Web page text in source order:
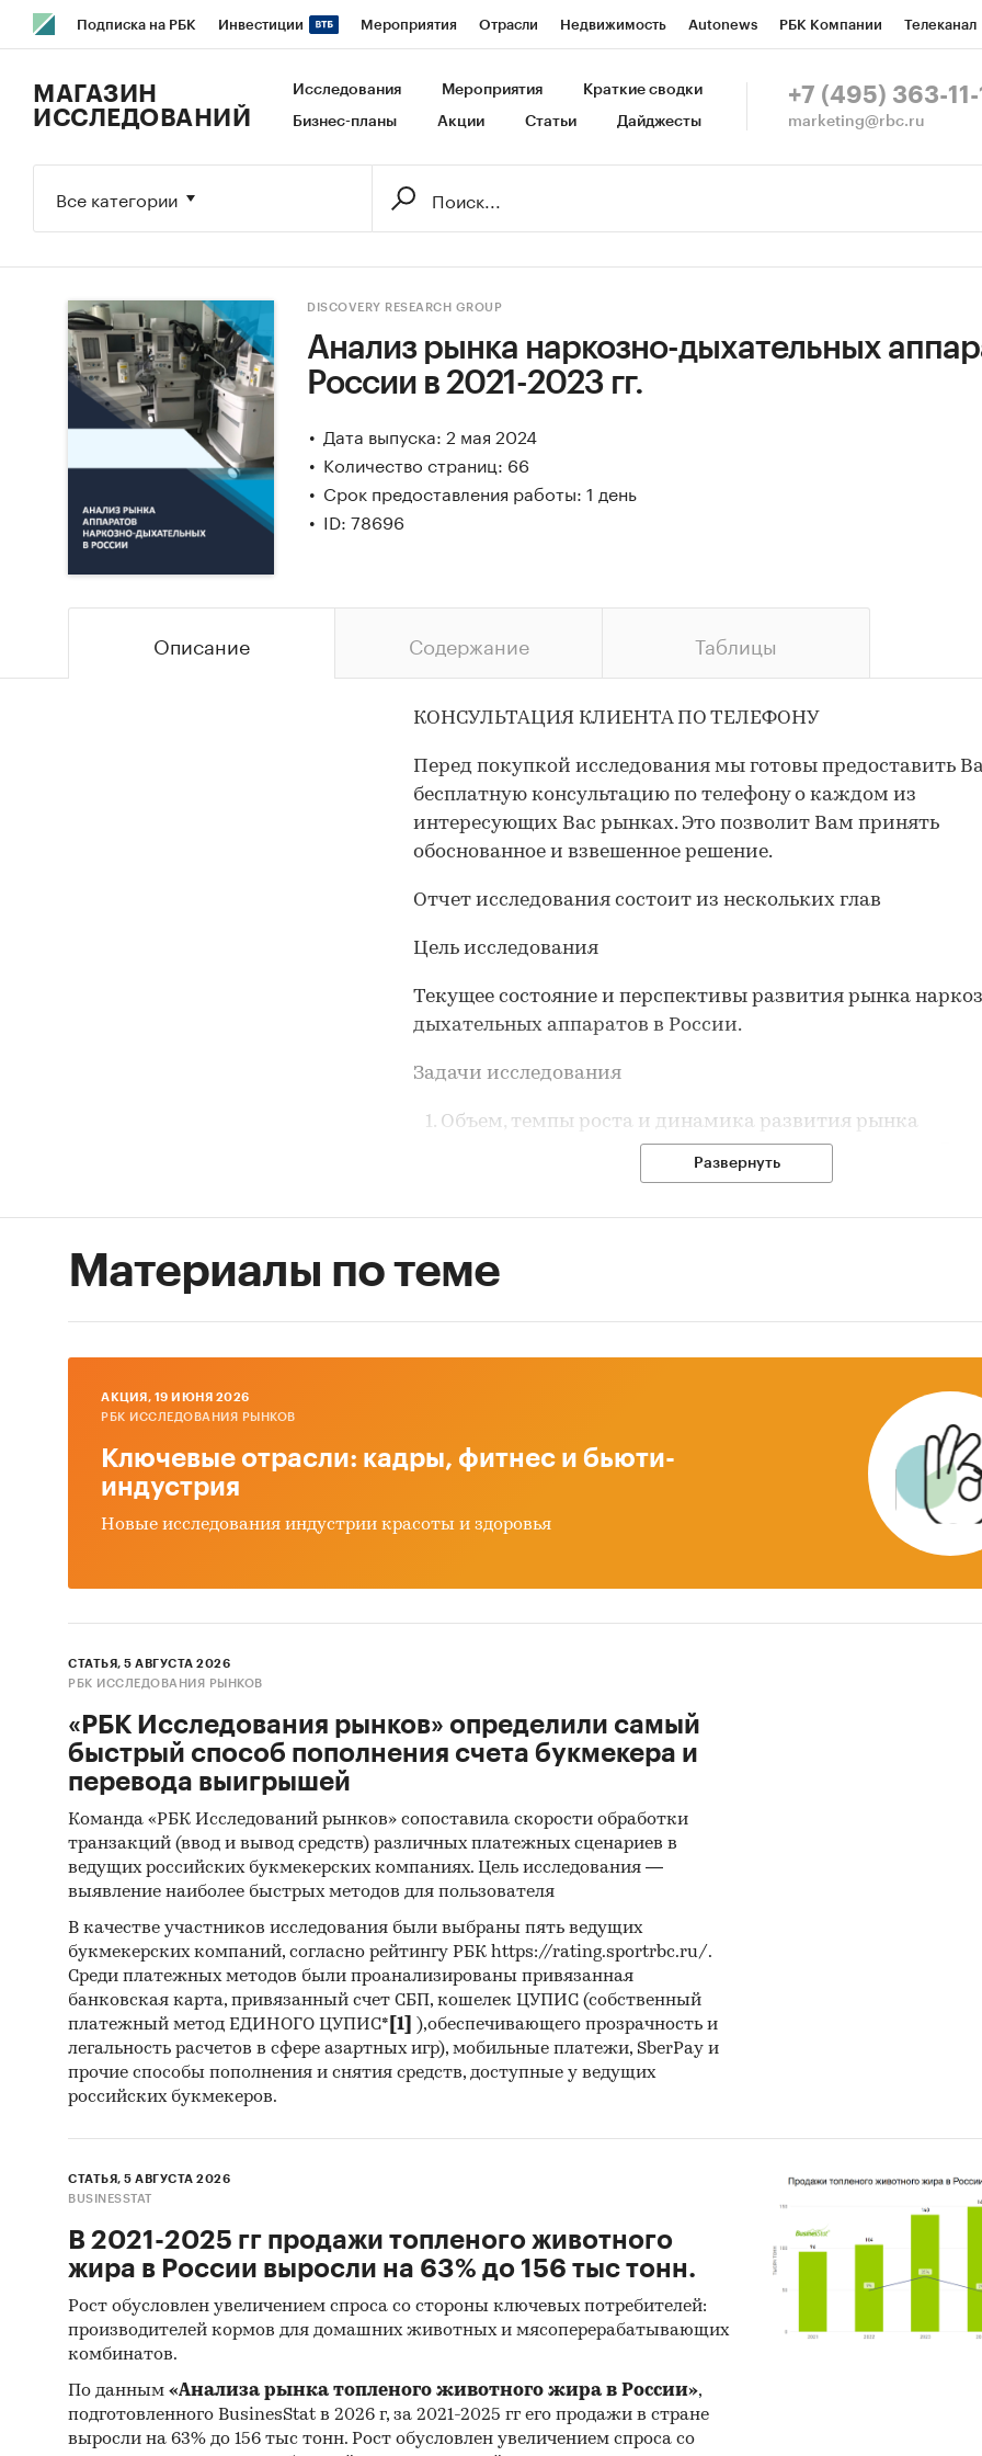
Подписка на РБК Инвестиции Мероприятия Отрасли Недвижимость Autonews РБК Компании Телеканал
Исследования Кредитные рейтинги Франшизы Газета Спецпроекты СПб Конференции СПб Спецпроекты
МАГАЗИН
ИССЛЕДОВАНИЙ
Исследования Мероприятия Краткие сводки
Бизнес-планы Акции Статьи Дайджесты
+7 (495) 363-11-
marketing@rbc.ru
Все категории
DISCOVERY RESEARCH GROUP
Анализ рынка наркозно-дыхательных
России в 2021-2023 гг.
Дата выпуска: 2 мая 2024
Количество страниц: 66
Срок предоставления работы: 1 день
ID: 78696
Описание Содержание Таблицы
КОНСУЛЬТАЦИЯ КЛИЕНТА ПО ТЕЛЕФОНУ
Перед покупкой исследования мы готовы предоставить
бесплатную консультацию по телефону о каждом из
интересующих Вас рынках. Это позволит Вам принять
обоснованное и взвешенное решение.
Отчет исследования состоит из нескольких глав
Цель исследования
Текущее состояние и перспективы развития рынка
дыхательных аппаратов в России.
Задачи исследования
Объем, темпы роста и динамика развития рынка
стационарных наркозно-дыхательных аппаратов в
Объем импорта в Россию и экспорта из России
наркозно-дыхательных аппаратов
Объем и темпы роста производства стационарных
дыхательных аппаратов в России.
Рыночные доли производителей на рынке
наркозно-дыхательных аппаратов в России.
Конкурентная ситуация на рынке стационарных
Прогноз объема рынка стационарных наркозно-
Основные события, тенденции и перспективы развития
(в ближайшие несколько лет) стационарных наркозно-
дыхательных аппаратов/ аппаратов ингаляционной
Объект исследования
Методы сбора данных
ФСГС РФ (Росстат):часто информация об
производства продукции
(Росстат) и процесс ее получения является очень
сложным. В текущем исследовании мы имеем дело именно
таким случаем.
Анализа финансово-хозяйственной деятельности
производителей:
сведения о ряде производителей были
также мы провели
производителями и получили сведения как о них самих,
деятельности их конкурентов.
Mystery-Shopping с производителями:кроме того,
впереговорыс производителями
(Mystery-Shopping)от имени потенциального заказчика.
Развернуть
Материалы по теме
AКЦИЯ, 19 ИЮНЯ 2026
РБК ИССЛЕДОВАНИЯ РЫНКОВ
Ключевые отрасли: кадры, фитнес и бьюти-
индустрия
Новые исследования индустрии красоты и здоровья
СТАТЬЯ, 5 АВГУСТА 2026
РБК ИССЛЕДОВАНИЯ РЫНКОВ
«РБК Исследования рынков» определили самый
быстрый способ пополнения счета букмекера и
перевода выигрышей
Команда «РБК Исследований рынков» сопоставила скорости обработки
транзакций (ввод и вывод средств) различных платежных сценариев в
ведущих российских букмекерских компаниях. Цель исследования —
выявление наиболее быстрых методов для пользователя
В качестве участников исследования были выбраны пять ведущих
букмекерских компаний, согласно рейтингу РБК https://rating.sportrbc.ru/.
Среди платежных методов были проанализированы привязанная
банковская карта, привязанный счет СБП, кошелек ЦУПИС (собственный
платежный метод ЕДИНОГО ЦУПИС* [1]
),обеспечивающего прозрачность и
легальность расчетов в сфере азартных игр), мобильные платежи, SberPay и
прочие способы пополнения и снятия средств, доступные у ведущих
российских букмекеров.
СТАТЬЯ, 5 АВГУСТА 2026
BUSINESSTAT
В 2021-2025 гг продажи топленого животного
жира в России выросли на 63% до 156 тыс тонн.
Рост обусловлен увеличением спроса со стороны ключевых потребителей:
производителей кормов для домашних животных и мясоперерабатывающих
комбинатов.
По данным «Анализа рынка топленого животного жира в России»,
подготовленного BusinesStat в 2026 г, за 2021-2025 гг его продажи в стране
выросли на 63% до 156 тыс тонн. Рост обусловлен увеличением спроса со